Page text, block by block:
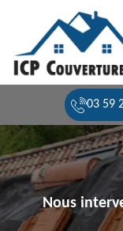
03 59
Nous